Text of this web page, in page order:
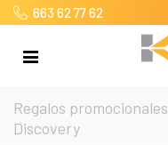
663 62 77 62
Regalos promocionales
Discovery